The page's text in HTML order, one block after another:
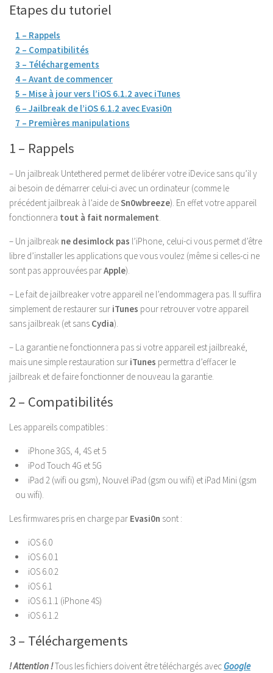
Etapes du tutoriel
1 – Rappels
2 – Compatibilités
3 – Téléchargements
4 – Avant de commencer
5 – Mise à jour vers l’iOS 6.1.2 avec iTunes
6 – Jailbreak de l’iOS 6.1.2 avec Evasi0n
7 – Premières manipulations
1 – Rappels
– Un jailbreak Untethered permet de libérer votre iDevice sans qu’il y
ai besoin de démarrer celui-ci avec un ordinateur (comme le
précédent jailbreak à l’aide deSn0wbreeze). En effet votre appareil
fonctionnera tout à fait normalement.
– Un jailbreak ne desimlock pas l’iPhone, celui-ci vous permet d’être
libre d’installer les applications que vous voulez (même si celles-ci ne
sont pas approuvées parApple).
– Le fait de jailbreaker votre appareil ne l’endommagera pas. Il suffira
simplement de restaurer sur iTunes pour retrouver votre appareil
sans jailbreak (et sans Cydia).
– La garantie ne fonctionnera pas si votre appareil est jailbreaké,
mais une simple restauration sur iTunes permettra d’effacer le
jailbreak et de faire fonctionner de nouveau la garantie.
2 – Compatibilités
Les appareils compatibles :
iPhone 3GS, 4, 4S et 5
iPod Touch 4G et 5G
iPad 2 (wifi ou gsm), Nouvel iPad (gsm ou wifi) et iPad Mini (gsm
ou wifi).
Les firmwares pris en charge par Evasi0n sont :
iOS 6.0
iOS 6.0.1
iOS 6.0.2
iOS 6.1
iOS 6.1.1 (iPhone 4S)
iOS 6.1.2
3 – Téléchargements
! Attention !Tous les fichiers doivent être téléchargés avecGoogle